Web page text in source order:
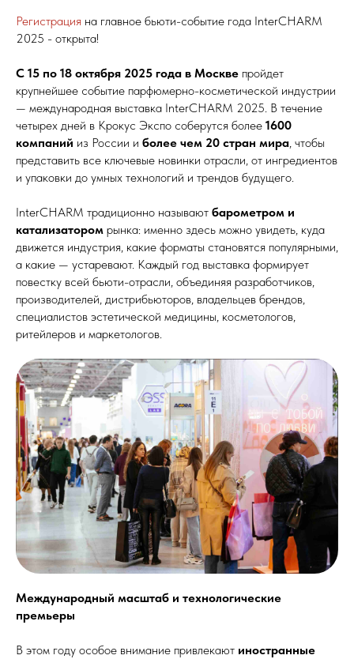
Регистрация на главное бьюти-событие года InterCHARM
2025 - открыта!
С 15 по 18 октября 2025 года в Москве пройдет
крупнейшее событие парфюмерно-косметической индустрии
— международная выставка InterCHARM 2025. В течение
четырех дней в Крокус Экспо соберутся более 1600
компаний из России и более чем 20 стран мира, чтобы
представить все ключевые новинки отрасли, от ингредиентов
и упаковки до умных технологий и трендов будущего.
InterCHARM традиционно называют барометром и
катализатором рынка: именно здесь можно увидеть, куда
движется индустрия, какие форматы становятся популярными,
а какие — устаревают. Каждый год выставка формирует
повестку всей бьюти-отрасли, объединяя разработчиков,
производителей, дистрибьюторов, владельцев брендов,
специалистов эстетической медицины, косметологов,
ритейлеров и маркетологов.
Международный масштаб и технологические
премьеры
В этом году особое внимание привлекают иностранные